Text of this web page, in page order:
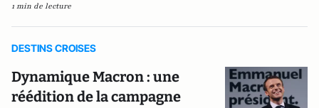
1 min de lecture
DESTINS CROISES
Dynamique Macron : une
réédition de la campagne